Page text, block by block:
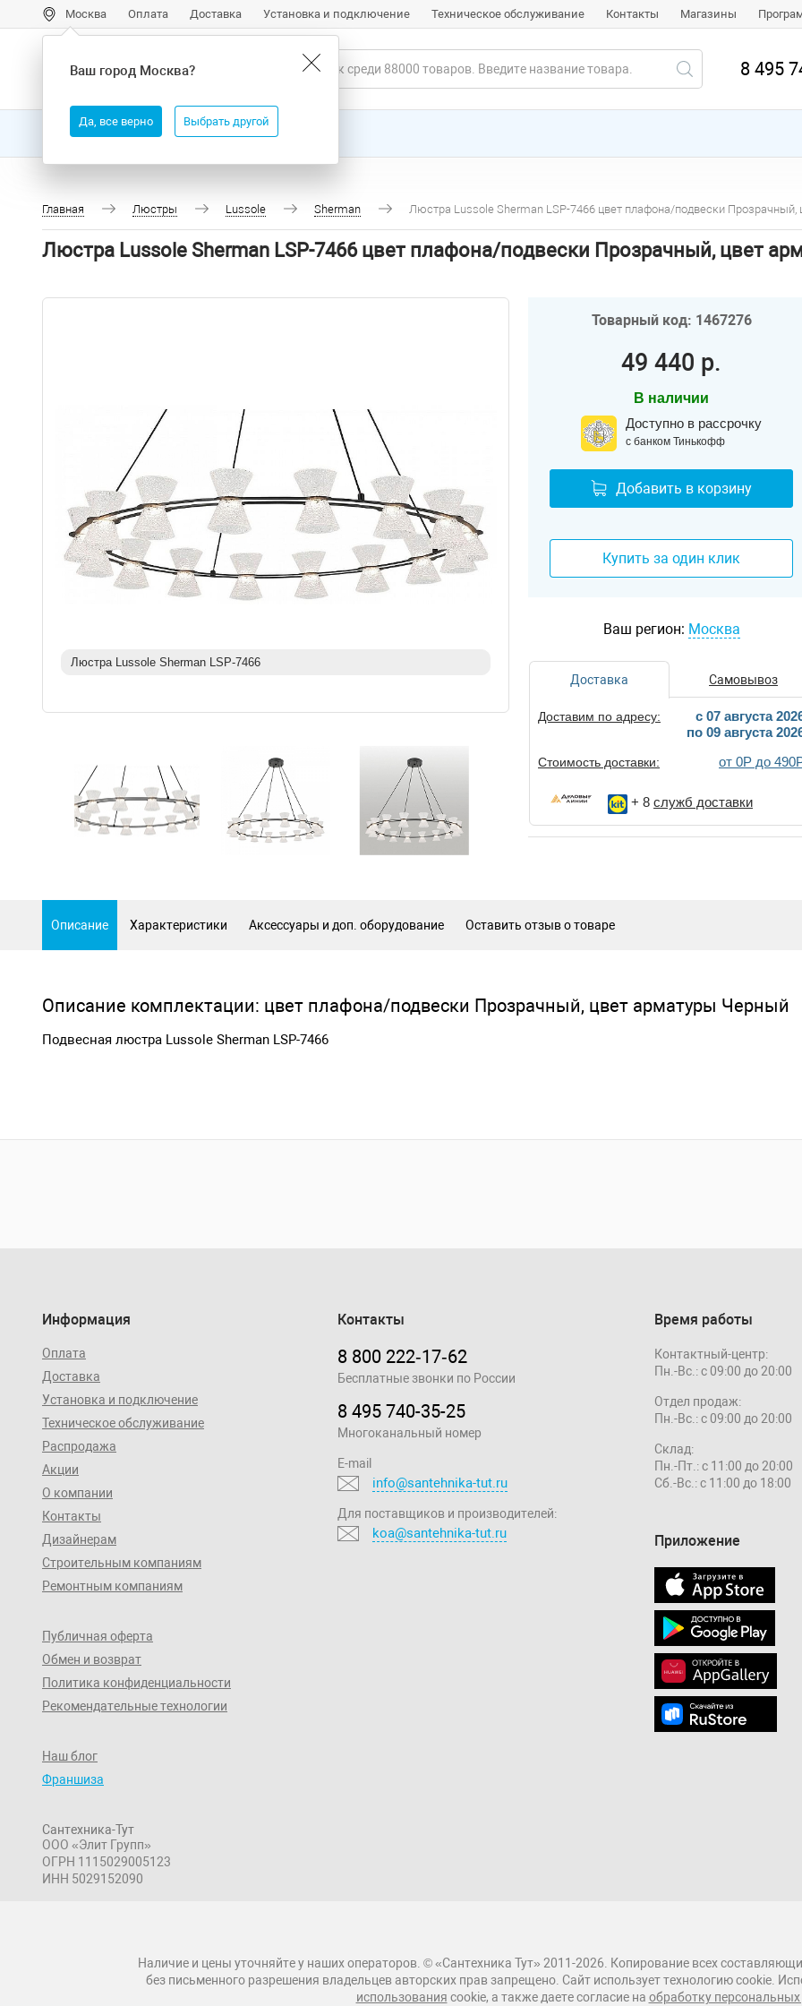
Ваш город Москва?
Да, все верно Выбрать другой
Москва Оплата Доставка Установка и подключение Техническое обслуживание Контакты Магазины
8 495
Все товары Бренды
Главная Люстры Lussole Sherman Люстра Lussole Sherman LSP-7466 цвет плафона/подвески
Люстра Lussole Sherman LSP-7466 цвет плафона/подвески Прозрачный, цвет
Люстра Lussole Sherman LSP-7466
Товарный код: 1467276
49 440 р.
В наличии
Доступно в рассрочку
с банком Тинькофф
Добавить в корзину
Купить за один клик
Ваш регион: Москва
Доставка Самовывоз
Доставим по адресу:
c 07 августа
по 09 августа
Стоимость доставки: от 0Р до
+ 8 служб доставки
Описание Характеристики Аксессуары и доп. оборудование Оставить отзыв о товаре
Описание комплектации: цвет плафона/подвески Прозрачный, цвет арматуры Черный
Подвесная люстра Lussole Sherman LSP-7466
Информация
Оплата
Доставка
Установка и подключение
Техническое обслуживание
Распродажа
Акции
О компании
Контакты
Дизайнерам
Строительным компаниям
Ремонтным компаниям
Публичная оферта
Обмен и возврат
Политика конфиденциальности
Рекомендательные технологии
Наш блог
Франшиза
Сантехника-Тут
ООО «Элит Групп»
ОГРН 1115029005123
ИНН 5029152090
Контакты
8 800 222‑17‑62
Бесплатные звонки по России
8 495 740-35-25
Многоканальный номер
E-mail
info@santehnika-tut.ru
Для поставщиков и производителей:
koa@santehnika-tut.ru
Время работы
Контактный-центр:
Пн.-Вс.: с 09:00 до 20:00
Отдел продаж:
Пн.-Вс.: с 09:00 до 20:00
Склад:
Пн.-Пт.: с 11:00 до 20:00
Сб.-Вс.: с 11:00 до 18:00
Приложение
Наличие и цены уточняйте у наших операторов. © «Сантехника Тут» 2011-2026. Копирование всех
без письменного разрешения владельцев авторских прав запрещено. Сайт использует технологию cookie.
использования cookie, а также даете согласие на обработку